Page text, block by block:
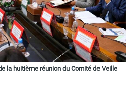
la huitième réunion du Comité de Veille